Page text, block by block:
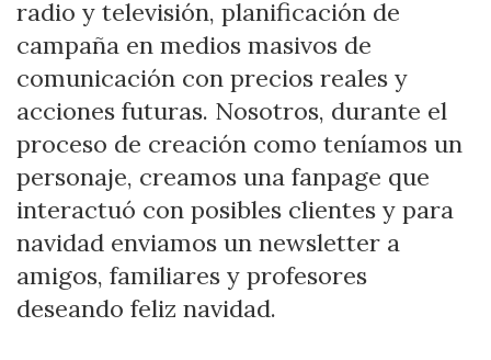
radio y televisión, planificación de
campaña en medios masivos de
comunicación con precios reales y
acciones futuras. Nosotros, durante el
proceso de creación como teníamos un
personaje, creamos una fanpage que
interactuó con posibles clientes y para
navidad enviamos un newsletter a
amigos, familiares y profesores
deseando feliz navidad.